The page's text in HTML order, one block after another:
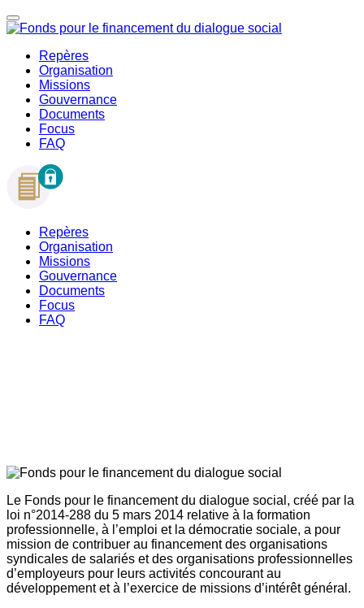
Repères
Organisation
Missions
Gouvernance
Documents
Focus
FAQ
Repères
Organisation
Missions
Gouvernance
Documents
Focus
FAQ
Le Fonds pour le financement du dialogue social, créé par la
loi n°2014-288 du 5 mars 2014 relative à la formation
professionnelle, à l’emploi et la démocratie sociale, a pour
mission de contribuer au financement des organisations
syndicales de salariés et des organisations professionnelles
d’employeurs pour leurs activités concourant au
développement et à l’exercice de missions d’intérêt général.